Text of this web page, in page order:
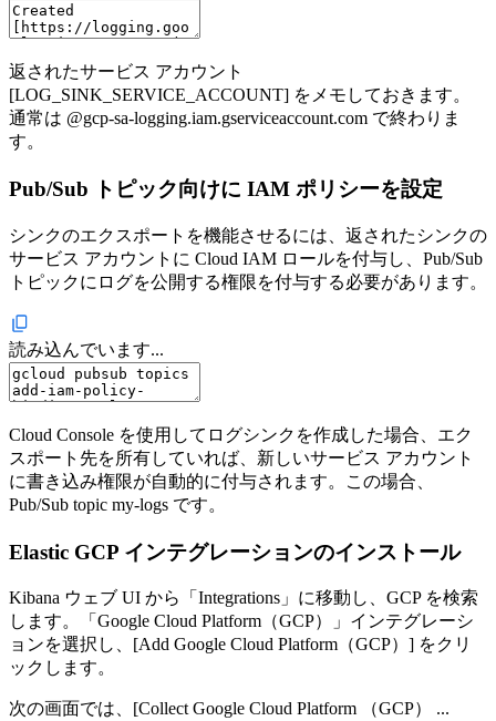
返されたサービス アカウント
[LOG_SINK_SERVICE_ACCOUNT] をメモしておきます。
通常は @gcp-sa-logging.iam.gserviceaccount.com で終わりま
す。
Pub/Sub トピック向けに IAM ポリシーを設定
シンクのエクスポートを機能させるには、返されたシンクの
サービス アカウントに Cloud IAM ロールを付与し、Pub/Sub
トピックにログを公開する権限を付与する必要があります。
読み込んでいます...
Cloud Console を使用してログシンクを作成した場合、エク
スポート先を所有していれば、新しいサービス アカウント
に書き込み権限が自動的に付与されます。この場合、
Pub/Sub topic my-logs です。
Elastic GCP インテグレーションのインストール
Kibana ウェブ UI から「Integrations」に移動し、GCP を検索
します。「Google Cloud Platform（GCP）」インテグレーシ
ョンを選択し、[Add Google Cloud Platform（GCP）] をクリ
ックします。
次の画面では、[Collect Google Cloud Platform （GCP） ...